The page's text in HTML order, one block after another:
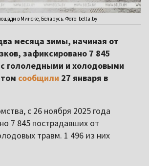
в Минске, Беларусь. Фото: belta.by
месяца зимы, начиная от
зафиксировано 7 845
гололедными и холодовыми
сообщили 27 января в
с 26 ноября 2025 года
7 845 пострадавших от
травм. 1 496 из них